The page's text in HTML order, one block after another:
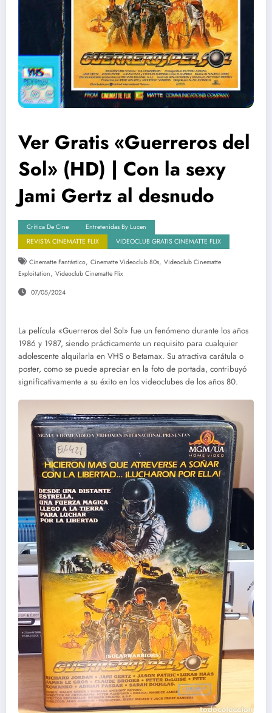
Ver Gratis «Guerreros del
Sol» (HD) | Con la sexy
Jami Gertz al desnudo
Crítica De Cine
Entretenidas By Lucen
REVISTA CINEMATTE FLIX
VIDEOCLUB GRATIS CINEMATTE FLIX
Cinematte Fantástico, Cinematte Videoclub 80s, Videoclub Cinematte
Exploitation, Videoclub Cinematte Flix
07/05/2024
La película «Guerreros del Sol» fue un fenómeno durante los años
1986 y 1987, siendo prácticamente un requisito para cualquier
adolescente alquilarla en VHS o Betamax. Su atractiva carátula o
poster, como se puede apreciar en la foto de portada, contribuyó
significativamente a su éxito en los videoclubes de los años 80.